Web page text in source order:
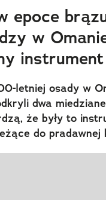
epoce
w
instrument
letniej osady w
dwa
że były to
do pradawnej